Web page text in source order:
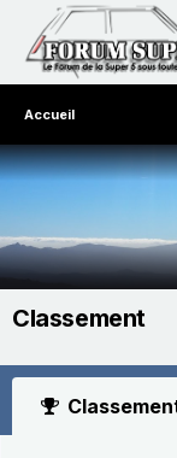
Accueil
Classement